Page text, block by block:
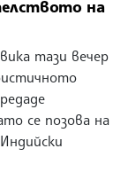
на
тази вечер
се позова на